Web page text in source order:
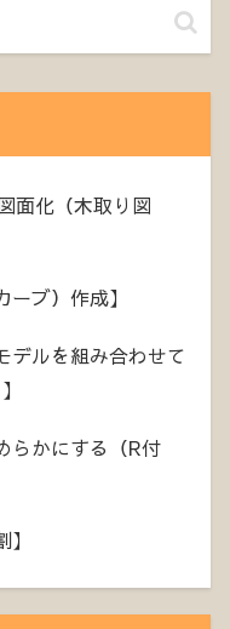
面化（木取り図
ブ）作成】
デルを組み合わせて
らかにする（R付